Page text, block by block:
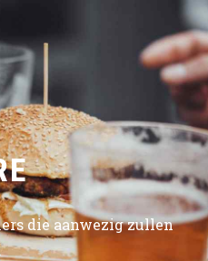
die aanwezig zullen